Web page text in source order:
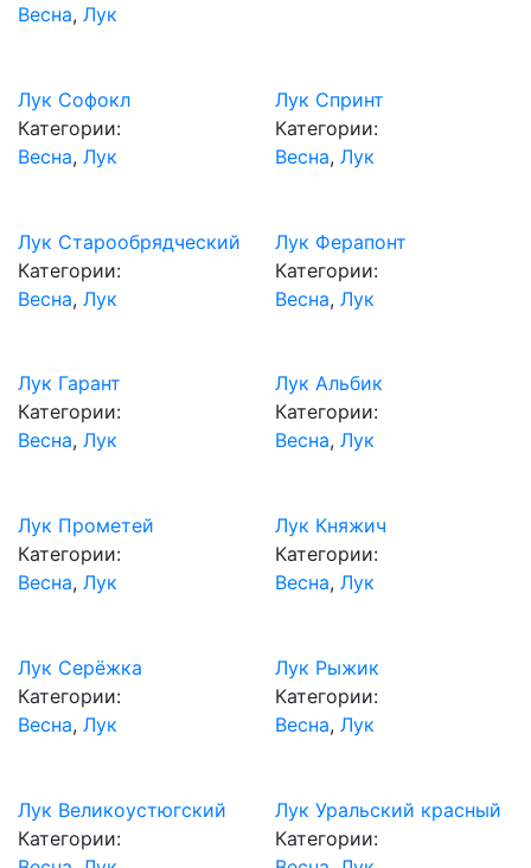
Весна, Лук
Лук Софокл
Категории:
Весна, Лук
Лук Спринт
Категории:
Весна,Лук
Лук Старообрядческий
Категории:
Весна, Лук
Лук Ферапонт
Категории:
Весна,Лук
Лук Гарант
Категории:
Весна, Лук
Лук Альбик
Категории:
Весна,Лук
Лук Прометей
Категории:
Весна, Лук
Лук Княжич
Категории:
Весна,Лук
Лук Серёжка
Категории:
Весна, Лук
Лук Рыжик
Категории:
Весна,Лук
Лук Великоустюгский
Категории:
Лук Уральский красный
Категории: